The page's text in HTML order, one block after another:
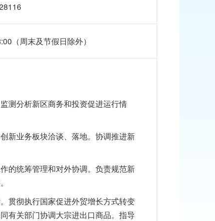
（周末及节假日除外）
测分析新区商务和投资促进运行情
新业务板块洽谈、落地。协调推进新
的统筹管理和对外协调。负责规范新
贯彻执行国家促进外贸增长方式转变
有关部门协调大宗进出口商品。指导